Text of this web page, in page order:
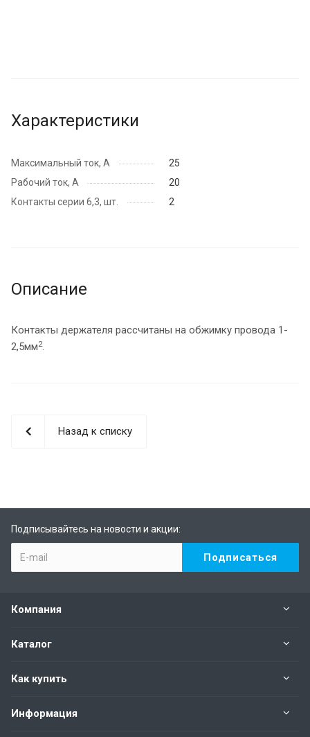
Характеристики
Максимальный ток, А
25
Рабочий ток, А
20
Контакты серии 6,3, шт.
2
Описание
Контакты держателя рассчитаны на обжимку провода 1-
2,5мм2.
Назад к списку
Подписывайтесь на новости и акции:
Компания
Каталог
Как купить
Информация